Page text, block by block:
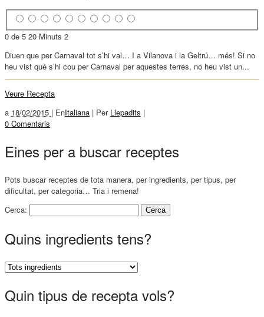
0 de 5 20 Minuts 2
Diuen que per Carnaval tot s’hi val… I a Vilanova i la Geltrú… més! Si no
heu vist què s’hi cou per Carnaval per aquestes terres, no heu vist un...
Veure Recepta
a 18/02/2015 | EnItaliana | Per Llepadits |
0 Comentaris
Eines per a buscar receptes
Pots buscar receptes de tota manera, per ingredients, per tipus, per
dificultat, per categoria… Tria i remena!
Cerca:
Quins ingredients tens?
Quin tipus de recepta vols?